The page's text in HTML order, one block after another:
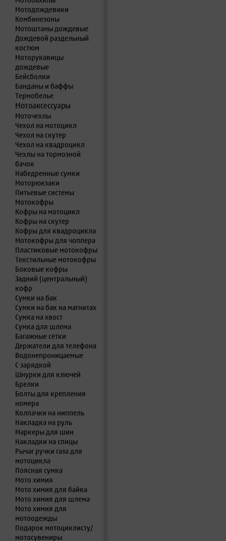
Мотодождевики
Комбинезоны
Мотоштаны дождевые
Дождевой раздельный
костюм
Моторукавицы
дождевые
Бейсболки
Банданы и баффы
Термобелье
Мотоаксессуары
Моточехлы
Чехол на мотоцикл
Чехол на скутер
Чехол на квадроцикл
Чехлы на тормозной
бачок
Набедренные сумки
Моторюкзаки
Питьевые системы
Мотокофры
Кофры на мотоцикл
Кофры на скутер
Кофры для квадроцикла
Мотокофры для чоппера
Пластиковые мотокофры
Текстильные мотокофры
Боковые кофры
Задний (центральный)
кофр
Сумки на бак
Сумки на бак на магнитах
Сумка на хвост
Сумка для шлема
Багажные сетки
Держатели для телефона
Водонепроницаемые
С зарядкой
Шнурки для ключей
Брелки
Болты для крепления
номера
Колпачки на ниппель
Накладка на руль
Маркеры для шин
Накладки на спицы
Рычаг ручки газа для
мотоцикла
Поясная сумка
Мото химия
Мото химия для байка
Мото химия для шлема
Мото химия для
мотоодежды
Подарок мотоциклисту/
мотосувениры